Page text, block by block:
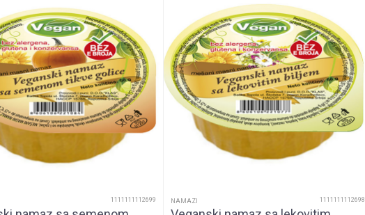
proteini (više od 10g na 100g)
Staklena teglica
Unisex
Namaz
1111111112699 NAMAZI 1111111112698